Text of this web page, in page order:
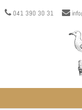
041 390 30 31